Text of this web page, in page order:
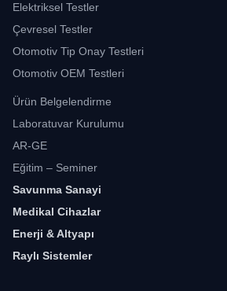
Elektriksel Testler
Çevresel Testler
Otomotiv Tip Onay Testleri
Otomotiv OEM Testleri
Ürün Belgelendirme
Laboratuvar Kurulumu
AR-GE
Eğitim – Seminer
Savunma Sanayi
Medikal Cihazlar
Enerji & Altyapı
Raylı Sistemler